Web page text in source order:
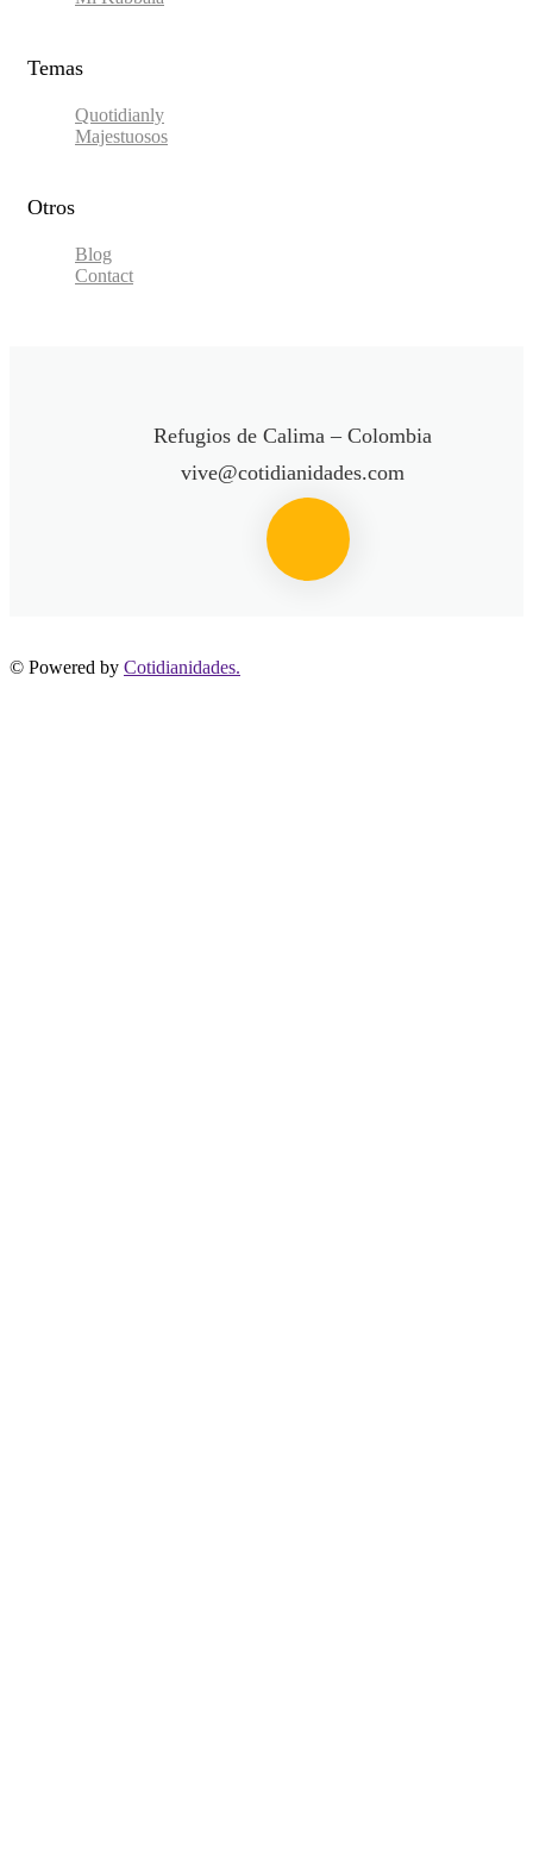
Temas
Quotidianly
Majestuosos
Otros
Blog
Contact
Refugios de Calima – Colombia
vive@cotidianidades.com
© Powered by Cotidianidades.